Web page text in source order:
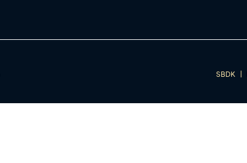
SBDK |